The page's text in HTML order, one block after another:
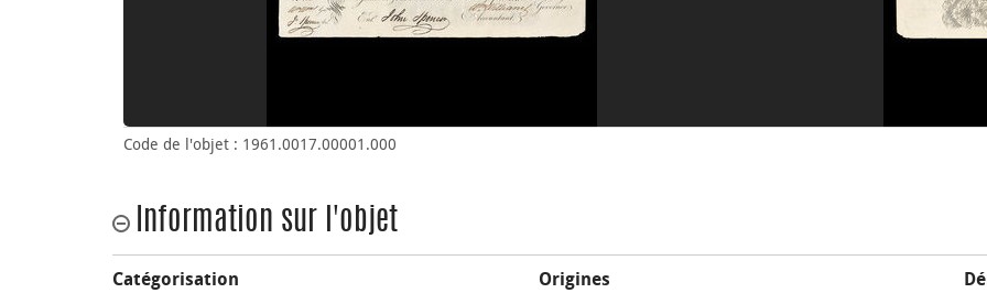
Code de l'objet : 1961.0017.00001.000
Information sur l'objet
Catégorisation Origines